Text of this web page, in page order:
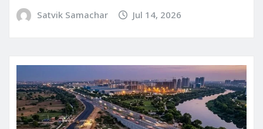
Satvik Samachar Jul 14, 2026